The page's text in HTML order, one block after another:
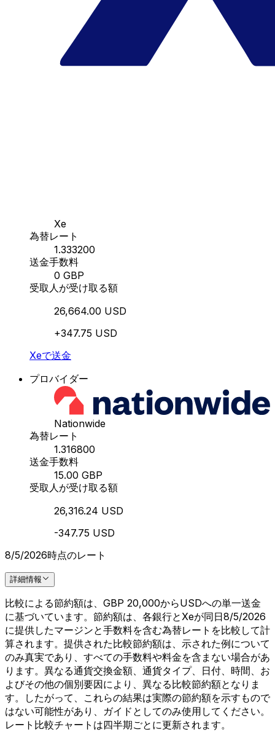
Xe
為替レート
1.333200
送金手数料
0 GBP
受取人が受け取る額
26,664.00 USD
+347.75 USD
Xeで送金
プロバイダー
Nationwide
為替レート
1.316800
送金手数料
15.00 GBP
受取人が受け取る額
26,316.24 USD
-347.75 USD
8/5/2026時点のレート
詳細情報
比較による節約額は、GBP 20,000からUSDへの単一送金
に基づいています。節約額は、各銀行とXeが同日8/5/2026
に提供したマージンと手数料を含む為替レートを比較して計
算されます。提供された比較節約額は、示された例について
のみ真実であり、すべての手数料や料金を含まない場合があ
ります。異なる通貨交換金額、通貨タイプ、日付、時間、お
よびその他の個別要因により、異なる比較節約額となりま
す。したがって、これらの結果は実際の節約額を示すもので
はない可能性があり、ガイドとしてのみ使用してください。
レート比較チャートは四半期ごとに更新されます。